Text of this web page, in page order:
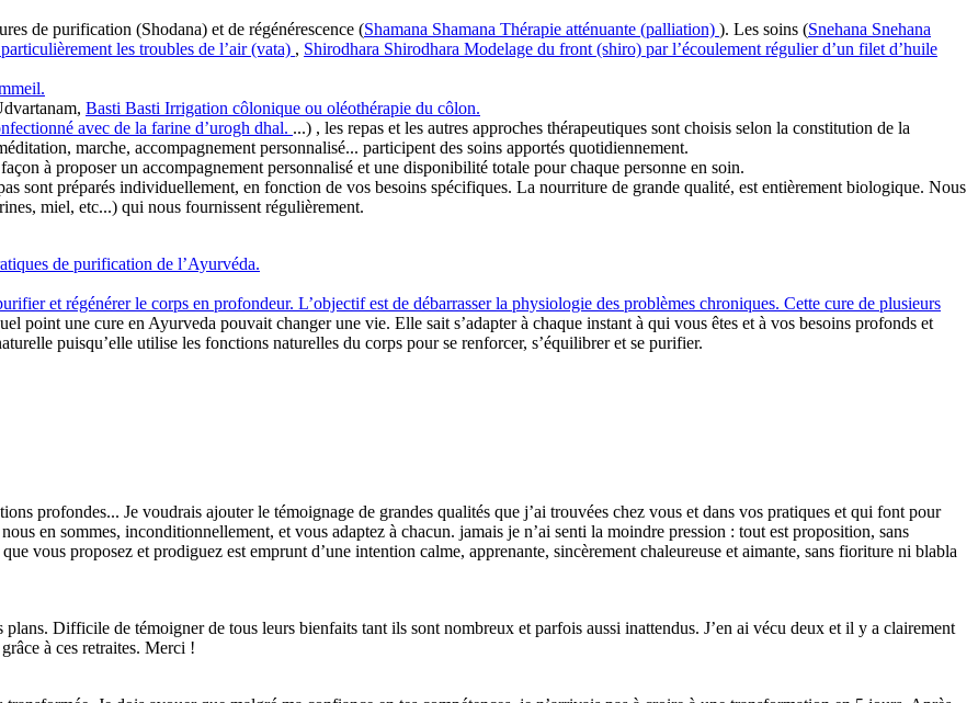
de purification (Shodana) et de régénérescence (Shamana Shamana Thérapie atténuante (palliation) ). Les soins (Snehana Snehana
les troubles de l’air (vata) , Shirodhara Shirodhara Modelage du front (shiro) par l’écoulement régulier d’un filet d’huile
Basti Basti Irrigation côlonique ou oléothérapie du côlon.
avec de la farine d’urogh dhal. ...) , les repas et les autres approches thérapeutiques sont choisis selon la constitution de la
marche, accompagnement personnalisé... participent des soins apportés quotidiennement.
à proposer un accompagnement personnalisé et une disponibilité totale pour chaque personne en soin.
sont préparés individuellement, en fonction de vos besoins spécifiques. La nourriture de grande qualité, est entièrement biologique. Nous
miel, etc...) qui nous fournissent régulièrement.
de purification de l’Ayurvéda.
et régénérer le corps en profondeur. L’objectif est de débarrasser la physiologie des problèmes chroniques. Cette cure de plusieurs
point une cure en Ayurveda pouvait changer une vie. Elle sait s’adapter à chaque instant à qui vous êtes et à vos besoins profonds et
puisqu’elle utilise les fonctions naturelles du corps pour se renforcer, s’équilibrer et se purifier.
profondes... Je voudrais ajouter le témoignage de grandes qualités que j’ai trouvées chez vous et dans vos pratiques et qui font pour
en sommes, inconditionnellement, et vous adaptez à chacun. jamais je n’ai senti la moindre pression : tout est proposition, sans
vous proposez et prodiguez est emprunt d’une intention calme, apprenante, sincèrement chaleureuse et aimante, sans fioriture ni blabla
Difficile de témoigner de tous leurs bienfaits tant ils sont nombreux et parfois aussi inattendus. J’en ai vécu deux et il y a clairement
à ces retraites. Merci !